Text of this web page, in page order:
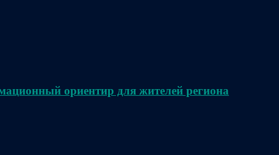
ориентир для жителей региона